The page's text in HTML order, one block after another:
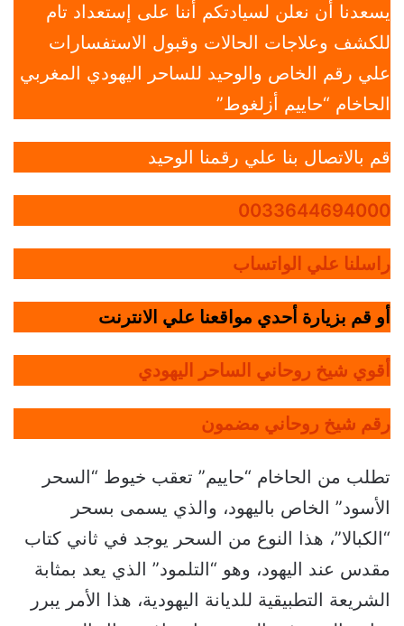
يسعدنا أن نعلن لسيادتكم أننا على إستعداد تام
للكشف وعلاجات الحالات وقبول الاستفسارات
علي رقم الخاص والوحيد للساحر اليهودي المغربي
الحاخام “حاييم أزلغوط”
قم بالاتصال بنا علي رقمنا الوحيد
0033644694000
راسلنا علي الواتساب
أو قم بزيارة أحدي مواقعنا علي الانترنت
أقوي شيخ روحاني الساحر اليهودي
رقم شيخ روحاني مضمون
تطلب من الحاخام “حاييم” تعقب خيوط “السحر
الأسود” الخاص باليهود، والذي يسمى بسحر
“الكبالا”، هذا النوع من السحر يوجد في ثاني كتاب
مقدس عند اليهود، وهو “التلمود” الذي يعد بمثابة
الشريعة التطبيقية للديانة اليهودية، هذا الأمر يبرر